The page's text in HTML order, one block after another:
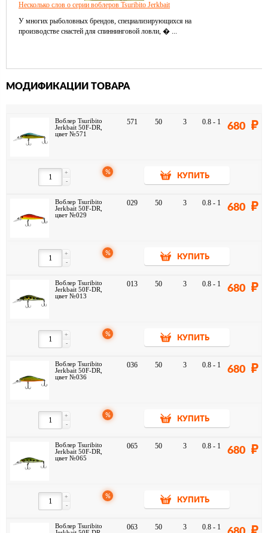
Несколько слов о серии воблеров Tsuribito Jerkbait
У многих рыболовных брендов, специализирующихся на
производстве снастей для спиннинговой ловли, � ...
МОДИФИКАЦИИ ТОВАРА
Воблер Tsuribito
Jerkbait 50F-DR,
цвет №571
571 50 3 0.8 - 1 680
-
+ %
КУПИТЬ
Воблер Tsuribito
Jerkbait 50F-DR,
цвет №029
029 50 3 0.8 - 1 680
-
+ %
КУПИТЬ
Воблер Tsuribito
Jerkbait 50F-DR,
цвет №013
013 50 3 0.8 - 1 680
-
+ %
КУПИТЬ
Воблер Tsuribito
Jerkbait 50F-DR,
цвет №036
036 50 3 0.8 - 1 680
-
+ %
КУПИТЬ
Воблер Tsuribito
Jerkbait 50F-DR,
цвет №065
065 50 3 0.8 - 1 680
-
+ %
КУПИТЬ
Воблер Tsuribito
063 50 3 0.8 - 1